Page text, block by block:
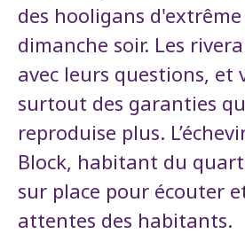
des hooligans
dimanche soir. Les
avec leurs questions, et
surtout des garanties
reproduise plus.
Block, habitant du
sur place pour écouter
attentes des habitants.